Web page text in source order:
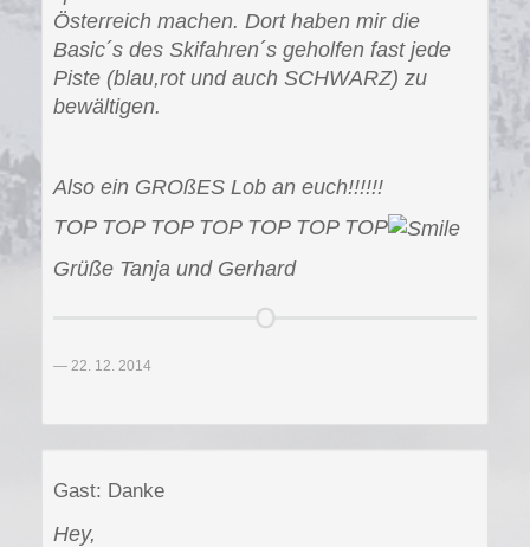
Österreich machen. Dort haben mir die
Basic´s des Skifahren´s geholfen fast jede
Piste (blau,rot und auch SCHWARZ) zu
bewältigen.
Also ein GROßES Lob an euch!!!!!!
TOP TOP TOP TOP TOP TOP TOP
Grüße Tanja und Gerhard
22. 12. 2014
Gast: Danke
Hey,